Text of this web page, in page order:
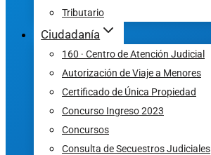
Tributario
Ciudadanía
160 · Centro de Atención Judicial
Autorización de Viaje a Menores
Certificado de Única Propiedad
Concurso Ingreso 2023
Concursos
Consulta de Secuestros Judiciales